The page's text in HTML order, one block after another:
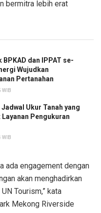
bermitra lebih erat
BPKAD dan IPPAT se-
Wujudkan
Pertanahan
WIB
Ukur Tanah yang
Pengukuran
WIB
ada engagement dengan
akan menghadirkan
Tourism,” kata
Mekong Riverside